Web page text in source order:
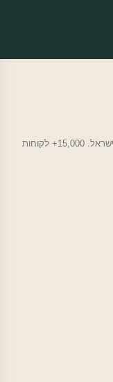
טפטים, מדבקות קיר וציפויי זכוכית. ייצור במפעל בישראל. 15,000+ לקוחות